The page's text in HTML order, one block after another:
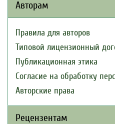
Авторам
Правила для авторов
Типовой лицензионный
Публикационная этика
Согласие на обработку
Авторские права
Рецензентам